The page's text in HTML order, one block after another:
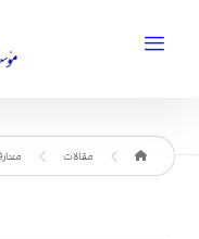
مقالات